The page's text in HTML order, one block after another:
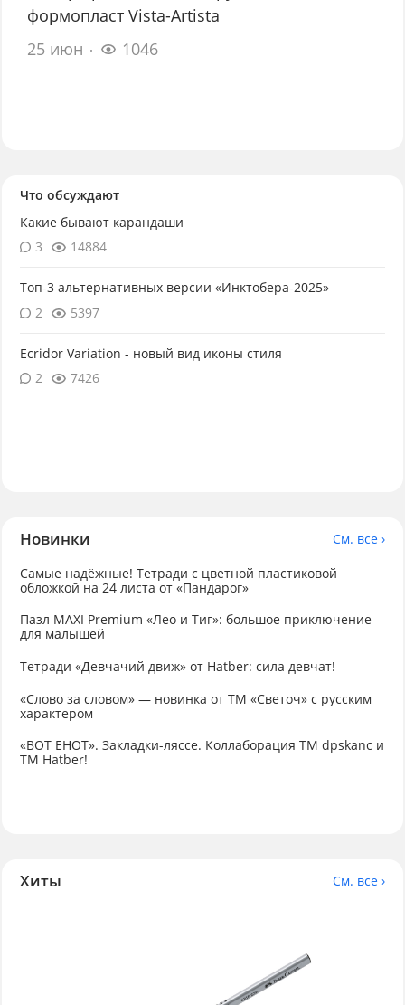
формопласт Vista-Artista
25 июн
1046
Что обсуждают
Какие бывают карандаши
3
14884
Топ-3 альтернативных версии «Инктобера-2025»
2
5397
Ecridor Variation - новый вид иконы стиля
2
7426
Новинки
См. все ›
Самые надёжные! Тетради с цветной пластиковой
обложкой на 24 листа от «Пандарог»
Пазл MAXI Premium «Лео и Тиг»: большое приключение
для малышей
Тетради «Девчачий движ» от Hatber: сила девчат!
«Слово за словом» — новинка от ТМ «Светоч» с русским
характером
«ВОТ ЕНОТ». Закладки-ляссе. Коллаборация TM dpskanc и
ТМ Hatber!
Хиты См. все ›